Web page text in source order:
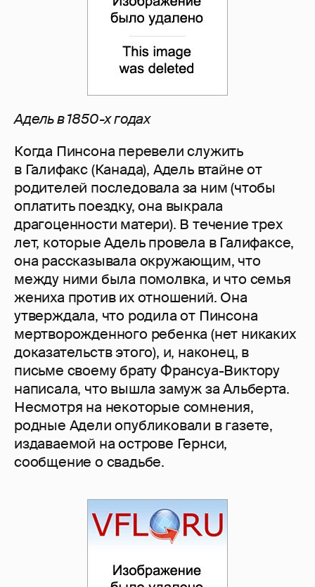
Адель в 1850-х годах
Когда Пинсона перевели служить
в Галифакс (Канада), Адель втайне от
родителей последовала за ним (чтобы
оплатить поездку, она выкрала
драгоценности матери). В течение трех
лет, которые Адель провела в Галифаксе,
она рассказывала окружающим, что
между ними была помолвка, и что семья
жениха против их отношений. Она
утверждала, что родила от Пинсона
мертворожденного ребенка (нет никаких
доказательств этого), и, наконец, в
письме своему брату Франсуа-Виктору
написала, что вышла замуж за Альберта.
Несмотря на некоторые сомнения,
родные Адели опубликовали в газете,
издаваемой на острове Гернси,
сообщение о свадьбе.